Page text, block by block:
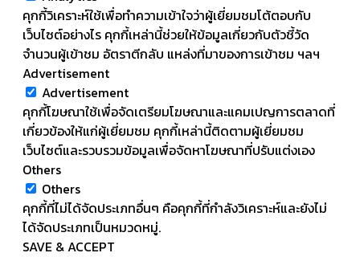
คุกกี้วิเคราะห์ใช้เพื่อทำความเข้าใจว่าผู้เยี่ยมชมโต้ตอบกับ
เว็บไซต์อย่างไร คุกกี้เหล่านี้ช่วยให้ข้อมูลเกี่ยวกับตัวชี้วัด
จำนวนผู้เข้าชม อัตราตีกลับ แหล่งที่มาของการเข้าชม ฯลฯ
Advertisement
Advertisement
คุกกี้โฆษณาใช้เพื่อจัดเตรียมโฆษณาและแคมเปญการตลาดที่
เกี่ยวข้องให้แก่ผู้เยี่ยมชม คุกกี้เหล่านี้ติดตามผู้เยี่ยมชม
เว็บไซต์และรวบรวมข้อมูลเพื่อจัดหาโฆษณาที่ปรับแต่งเอง
Others
Others
คุกกี้ที่ไม่ได้จัดประเภทอื่นๆ คือคุกกี้ที่กำลังวิเคราะห์และยังไม่
ได้จัดประเภทเป็นหมวดหมู่.
SAVE & ACCEPT